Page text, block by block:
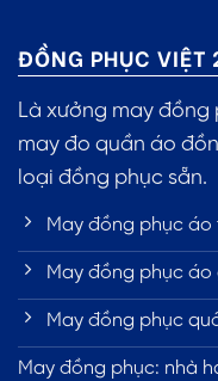
ĐỒNG PHỤC VIỆT
Là xưởng may đồng
may đo quần áo
loại đồng phục sẵn.
May đồng phục áo
May đồng phục áo
May đồng phục
May đồng phục: nhà